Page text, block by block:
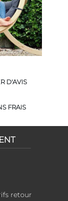
D'AVIS
FRAIS
retour